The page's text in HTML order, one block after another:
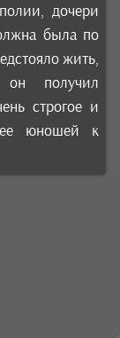
дочери
была по
жить,
он получил
строгое и
юношей к